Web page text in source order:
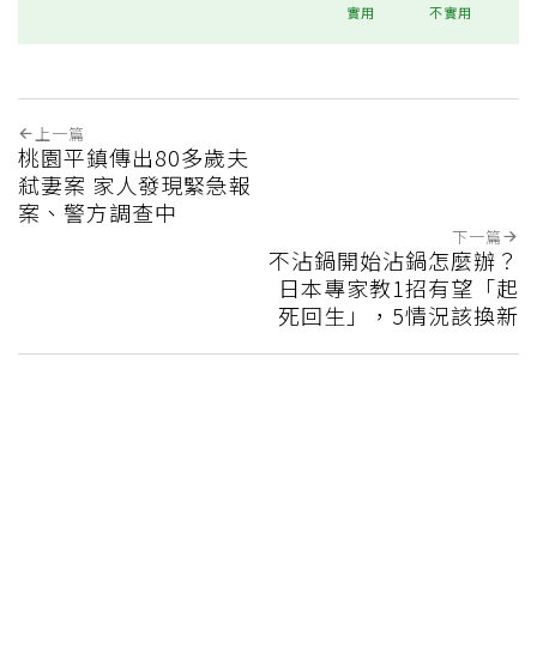
實用 不實用
上一篇
桃園平鎮傳出80多歲夫
弒妻案 家人發現緊急報
案、警方調查中
下一篇
不沾鍋開始沾鍋怎麼辦？
日本專家教1招有望「起
死回生」，5情況該換新